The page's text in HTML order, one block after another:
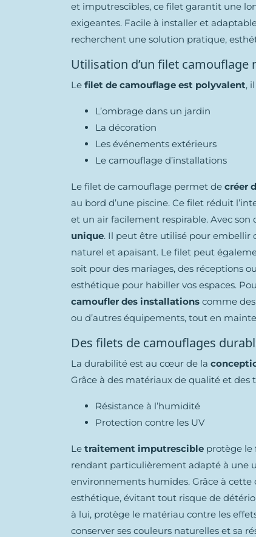
et imputrescibles, ce filet garantit une
exigeantes. Facile à installer et
recherchent une solution pratique,
Utilisation d’un filet camouflage
Le filet de camouflage est polyvalent,
L’ombrage dans un jardin
La décoration
Les événements extérieurs
Le camouflage d’installations
Le filet de camouflage permet de créer
au bord d’une piscine. Ce filet réduit
et un air facilement respirable. Avec
unique. Il peut être utilisé pour embellir
naturel et apaisant. Le filet peut
soit pour des mariages, des réceptions
esthétique pour habiller vos espaces.
camoufler des installations comme
ou d’autres équipements, tout en
Des filets de camouflages
La durabilité est au cœur de la
Grâce à des matériaux de qualité et des
Résistance à l’humidité
Protection contre les UV
Le traitement imputrescible protège le
rendant particulièrement adapté à une
environnements humides. Grâce à cette
esthétique, évitant tout risque de
à lui, protège le matériau contre les
conserver ses couleurs naturelles et sa